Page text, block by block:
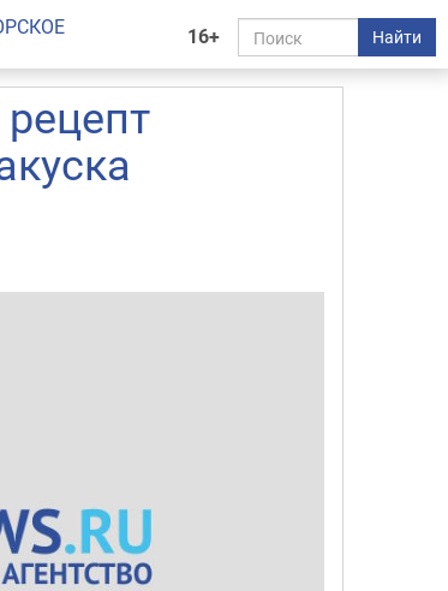
16+ Найти